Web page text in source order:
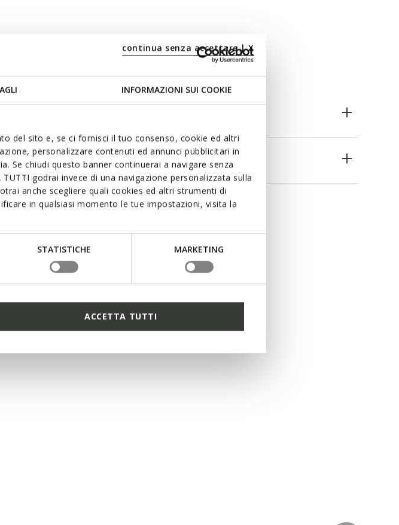
INFORMAZIONI SUI COOKIE
del sito e, se ci fornisci il tuo consenso, cookie ed altri
personalizzare contenuti ed annunci pubblicitari in
Se chiudi questo banner continuerai a navigare senza
godrai invece di una navigazione personalizzata sulla
anche scegliere quali cookies ed altri strumenti di
in qualsiasi momento le tue impostazioni, visita la
STATISTICHE MARKETING
continua senza accettare | X
ACCETTA TUTTI
Technologies